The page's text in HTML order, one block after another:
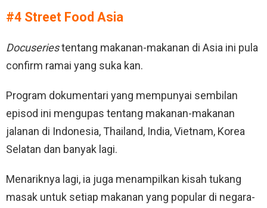
#4 Street Food Asia
Docuseriestentang makanan-makanan di Asia ini pula
confirm ramai yang suka kan.
Program dokumentari yang mempunyai sembilan
episod ini mengupas tentang makanan-makanan
jalanan di Indonesia, Thailand, India, Vietnam, Korea
Selatan dan banyak lagi.
Menariknya lagi, ia juga menampilkan kisah tukang
masak untuk setiap makanan yang popular di negara-